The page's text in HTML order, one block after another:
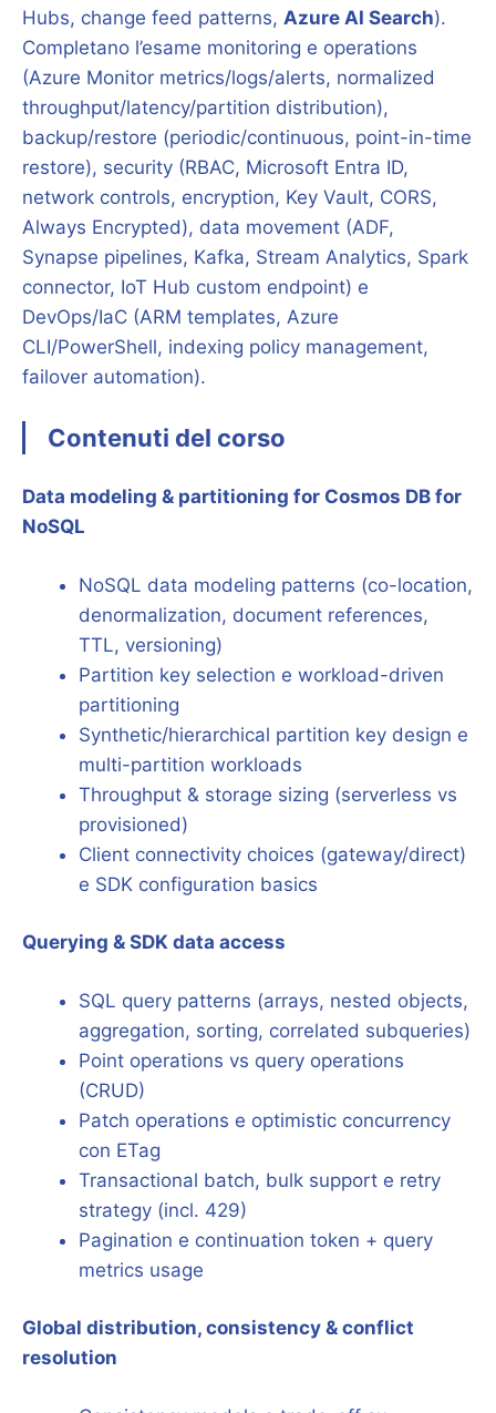
Hubs, change feed patterns, Azure AI Search).
Completano l’esame monitoring e operations
(Azure Monitor metrics/logs/alerts, normalized
throughput/latency/partition distribution),
backup/restore (periodic/continuous, point-in-time
restore), security (RBAC, Microsoft Entra ID,
network controls, encryption, Key Vault, CORS,
Always Encrypted), data movement (ADF,
Synapse pipelines, Kafka, Stream Analytics, Spark
connector, IoT Hub custom endpoint) e
DevOps/IaC (ARM templates, Azure
CLI/PowerShell, indexing policy management,
failover automation).
Contenuti del corso
Data modeling & partitioning for Cosmos DB for
NoSQL
NoSQL data modeling patterns (co-location,
denormalization, document references,
TTL, versioning)
Partition key selection e workload-driven
partitioning
Synthetic/hierarchical partition key design e
multi-partition workloads
Throughput & storage sizing (serverless vs
provisioned)
Client connectivity choices (gateway/direct)
e SDK configuration basics
Querying & SDK data access
SQL query patterns (arrays, nested objects,
aggregation, sorting, correlated subqueries)
Point operations vs query operations
(CRUD)
Patch operations e optimistic concurrency
con ETag
Transactional batch, bulk support e retry
strategy (incl. 429)
Pagination e continuation token + query
metrics usage
Global distribution, consistency & conflict
resolution